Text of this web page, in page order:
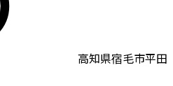
高知県宿毛市平田